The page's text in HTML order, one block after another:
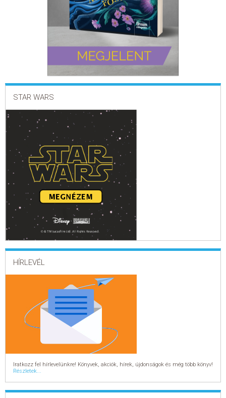
STAR WARS
HÍRLEVÉL
Iratkozz fel hírlevelünkre! Könyvek, akciók, hírek, újdonságok és még több könyv!
Részletek...
ÁLTALÁNOS SZERZŐDÉSI FELTÉTELEK
ADATKEZELÉSI ÉS ADATVÉDELMI SZABÁLYZAT